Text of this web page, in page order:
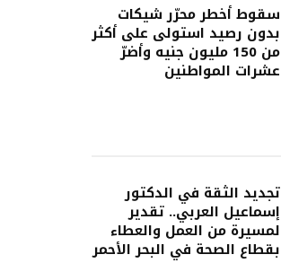
سقوط أخطر محرّر شيكات
بدون رصيد استولى على أكثر
من 150 مليون جنيه وأضرّ
عشرات المواطنين
تجديد الثقة في الدكتور
إسماعيل العربي.. تقدير
لمسيرة من العمل والعطاء
بقطاع الصحة في البحر الأحمر